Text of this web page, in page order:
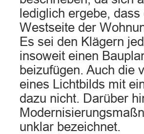
lediglich ergebe,
Westseite der
Es sei den Klägern
insoweit einen
beizufügen. Auch die
eines Lichtbilds mit
dazu nicht. Darüber
unklar bezeichnet.